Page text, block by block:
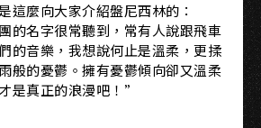
這麼向大家介紹盤尼西林的：
的名字很常聽到，常有人說跟飛車
的音樂，我想說何止是溫柔，更揉
般的憂鬱。擁有憂鬱傾向卻又溫柔
是真正的浪漫吧！”